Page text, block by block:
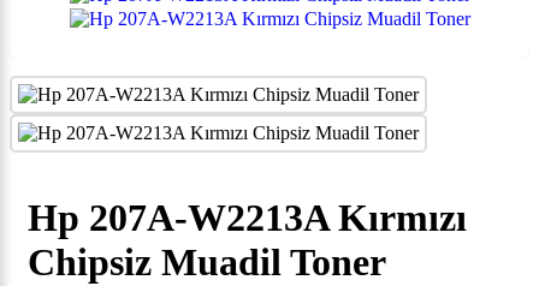
Hp 207A-W2213A Kırmızı
Chipsiz Muadil Toner